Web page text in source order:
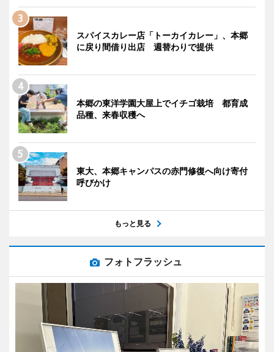
スパイスカレー店「トーカイカレー」、本郷
に戻り間借り出店 週替わりで提供
本郷の東洋学園大屋上でイチゴ栽培 都育成
品種、来春収穫へ
東大、本郷キャンパスの赤門修復へ向け寄付
呼びかけ
もっと見る
フォトフラッシュ